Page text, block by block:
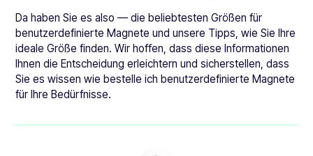
Da haben Sie es also — die beliebtesten Größen für
benutzerdefinierte Magnete und unsere Tipps, wie Sie Ihre
ideale Größe finden. Wir hoffen, dass diese Informationen
Ihnen die Entscheidung erleichtern und sicherstellen, dass
Sie es wissen wie bestelle ich benutzerdefinierte Magnete
für Ihre Bedürfnisse.